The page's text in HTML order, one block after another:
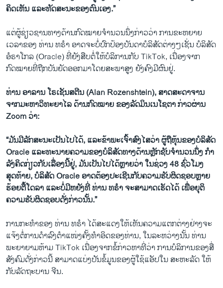
ຄິດເຫັນ ແລະທັດສະນະຂອງຕົນເອງ.”
ແຕ່ຜູ້ຊ່ຽວຊານທາງດ້ານກົດໝາຍຈໍານວນນຶ່ງກ່າວວ່າ ການຂະຫຍາຍ
ເວລາຂອງ ທ່ານ ທຣໍາ ອາດຈະບໍ່ປົກປ້ອງບັນດາບໍລິສັດຕ່າງໆເຊັ່ນ ບໍລິສັດ
ອໍຣາໂກລ (Oracle) ທີ່ຍັງສືບຕໍ່ໃຫ້ບໍລິການກັບ TikTok, ເນື່ອງຈາກ
ກົດໝາຍທີ່ຖືກບັນຍັດອອກມາໂດຍສະພາສູງ ຍັງຄົງມີຜົນຢູ່.
ທ່ານ ອາລານ ໂຣເຊັນສຕີນ (Alan Rozenshtein), ສາດສະດາຈານ
ຈາກມະຫາວິທະຍາໄລ ດ້ານກົດໝາຍ ຂອງລັດມິນເນໂຊຕາ ກ່າວຜ່ານ
Zoom ວ່າ:
“ມັນມີລັກສະນະເປັນໄປໄດ້, ແລະຂ້າພະເຈົ້າສົງໄສວ່າ ຜູ້ຖືຫຸ້ນຂອງບໍລິສັດ
Oracle ແລະທະນາຍຄວາມຂອງບໍລິສັດທາງດ້ານຫຼັກຊັບຈໍານວນນຶ່ງ ກໍາ
ລັງຄິດກ່ຽວກັບເລື່ອງນີ້ຢູ່, ມັນເປັນໄປໄດ້ຫຼາຍວ່າ ໃນຊ່ວງ 48 ຊົ່ວໂມງ
ສຸດທ້າຍ, ບໍລິສັດ Oracle ອາດຕ້ອງປະເຊີນກັບຄວາມຮັບຜິດຊອບຫຼາຍ
ຮ້ອຍຕື້ໂດລາ ແລະບໍ່ມີຫຍັງທີ່ ທ່ານ ທຣໍາ ຈະສາມາດເຮັດໄດ້ ເພື່ອຍຸຕິ
ຄວາມຮັບຜິດຊອບດັ່ງກ່າວນັ້ນ.”
ການກະທຳຂອງ ທ່ານ ທຣໍາ ໄດ້ສະແດງໃຫ້ເຫັນຄວາມແຕກຕ່າງຢ່າງຈະ
ແຈ້ງຕໍ່ການດຳລົງຕຳແໜ່ງຄັ້ງທຳອິດຂອງທ່ານ, ໃນລະຫວ່າງນັ້ນ ທ່ານ
ພະຍາຍາມຫ້າມ TikTok ເນື່ອງຈາກຂໍ້ກ່າວຫາທີ່ວ່າ ການບໍລິການຂອງສື່
ສັງຄົມດັ່ງກ່າວນີ້ ສາມາດແບ່ງປັນຂໍ້ມູນຂອງຜູ້ໃຊ້ແອັປໃນ ສະຫະລັດ ໃຫ້
ກັບລັດຖະບານ ຈີນ.